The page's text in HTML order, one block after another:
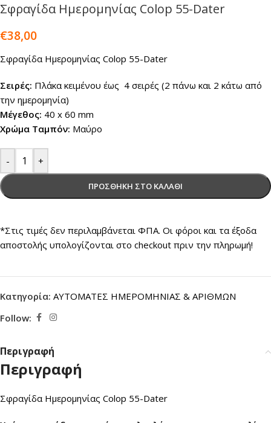
Σφραγίδα Ημερομηνίας Colop 55-Dater
€38,00
Σφραγίδα Ημερομηνίας Colop 55-Dater
Σειρές: Πλάκα κειμένου έως 4 σειρές (2 πάνω και 2 κάτω από
την ημερομηνία)
Μέγεθος: 40 x 60 mm
Χρώμα Ταμπόν: Μαύρο
- +
ΠΡΟΣΘΉΚΗ ΣΤΟ ΚΑΛΆΘΙ
*Στις τιμές δεν περιλαμβάνεται ΦΠΑ. Οι φόροι και τα έξοδα
αποστολής υπολογίζονται στο checkout πριν την πληρωμή!
Κατηγορία: ΑΥΤΟΜΑΤΕΣ ΗΜΕΡΟΜΗΝΙΑΣ & ΑΡΙΘΜΩΝ
Follow:
Περιγραφή
Περιγραφή
Σφραγίδα Ημερομηνίας Colop 55-Dater